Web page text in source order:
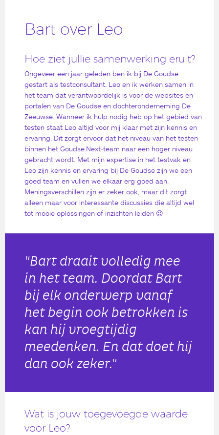
Bart over Leo
Hoe ziet jullie samenwerking eruit?
Ongeveer een jaar geleden ben ik bij De Goudse
gestart als testconsultant. Leo en ik werken samen in
het team dat verantwoordelijk is voor de websites en
portalen van De Goudse en dochteronderneming De
Zeeuwse. Wanneer ik hulp nodig heb op het gebied van
testen staat Leo altijd voor mij klaar met zijn kennis en
ervaring. Dit zorgt ervoor dat het niveau van het testen
binnen het Goudse.Next-team naar een hoger niveau
gebracht wordt. Met mijn expertise in het testvak en
Leo zijn kennis en ervaring bij De Goudse zijn we een
goed team en vullen we elkaar erg goed aan.
Meningsverschillen zijn er zeker ook, maar dit zorgt
alleen maar voor interessante discussies die altijd wel
tot mooie oplossingen of inzichten leiden 😉
"Bart draait volledig mee
in het team. Doordat Bart
bij elk onderwerp vanaf
het begin ook betrokken is
kan hij vroegtijdig
meedenken. En dat doet hij
dan ook zeker."
Wat is jouw toegevoegde waarde
voor Leo?